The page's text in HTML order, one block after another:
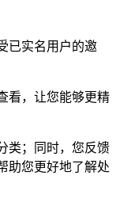
实名用户的邀
，让您能够更精
；同时，您反馈
助您更好地了解处